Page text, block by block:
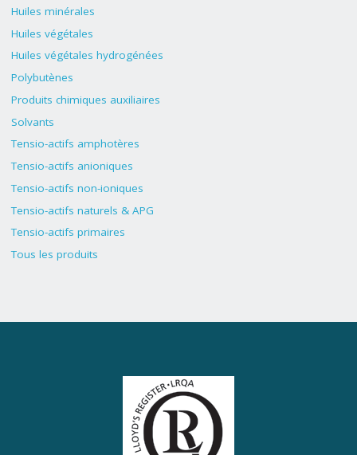
Huiles minérales
Huiles végétales
Huiles végétales hydrogénées
Polybutènes
Produits chimiques auxiliaires
Solvants
Tensio-actifs amphotères
Tensio-actifs anioniques
Tensio-actifs non-ioniques
Tensio-actifs naturels & APG
Tensio-actifs primaires
Tous les produits